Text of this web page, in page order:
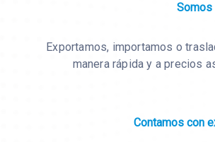
Exportamos, importamos o
manera rápida y a precios
Contamos con